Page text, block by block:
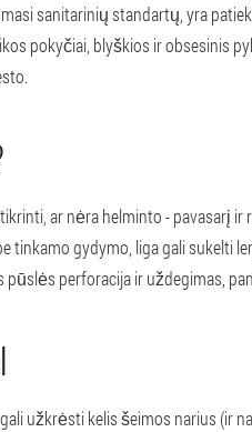
sanitarinių standartų, yra
pokyčiai, blyškios ir obsesinis
ar nėra helminto - pavasarį
tinkamo gydymo, liga gali sukelti
perforacija ir uždegimas,
užkrėsti kelis šeimos narius